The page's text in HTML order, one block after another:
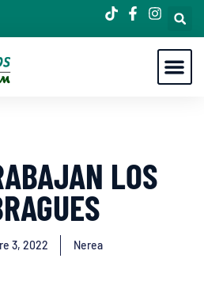
LOS
3, 2022 Nerea